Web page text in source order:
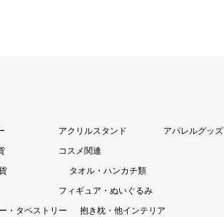
アクリルスタンド
アパレルグッズ
コスメ関連
タオル・ハンカチ類
フィギュア・ぬいぐるみ
・タペストリー
抱き枕・他インテリア